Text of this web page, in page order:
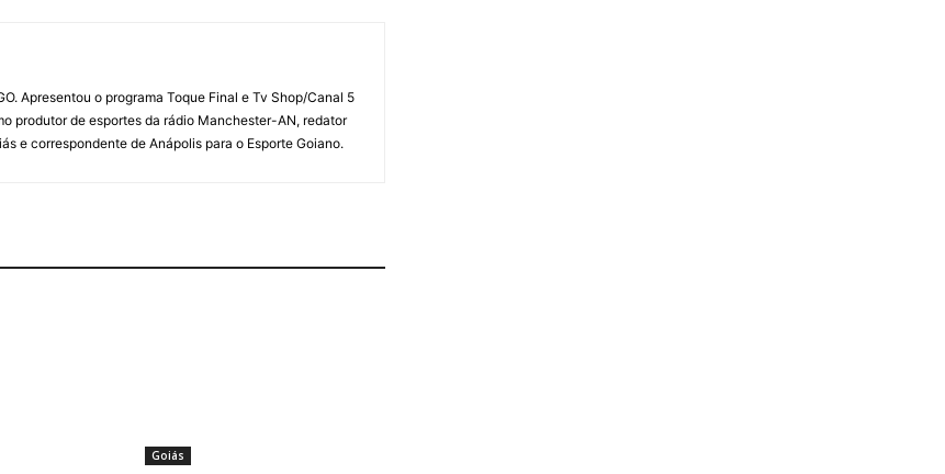
Apresentou o programa Toque Final e Tv Shop/Canal 5
produtor de esportes da rádio Manchester-AN, redator
e correspondente de Anápolis para o Esporte Goiano.
Goiás